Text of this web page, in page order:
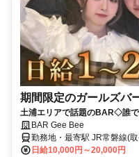
期間限定のガールズバ
土浦エリアで話題のBAR◇誰
給1万円！当日全額日払い可能。
BAR Gee Bee
勤務地・最寄駅 JR常磐線(
野～取手) 柏駅 電車で20分
日給10,000円～20,000円